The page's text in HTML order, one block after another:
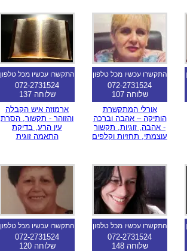
התקשרו עכשיו מכל טלפון
072-2731524
שלוחה 107
אורלי המתקשרת
הותיקה – אהבה וברכה
- אהבה, זוגיות, תקשור
עוצמתי, תחזיות וקלפים
התקשרו עכשיו מכל טלפון
072-2731524
שלוחה 137
ארמוזה איש הקבלה
והזוהר - תקשור, הסרת
עין הרע, בדיקת
התאמה זוגית
התקשרו עכשיו מכל טלפון
072-2731524
שלוחה 148
התקשרו עכשיו מכל טלפון
072-2731524
שלוחה 120